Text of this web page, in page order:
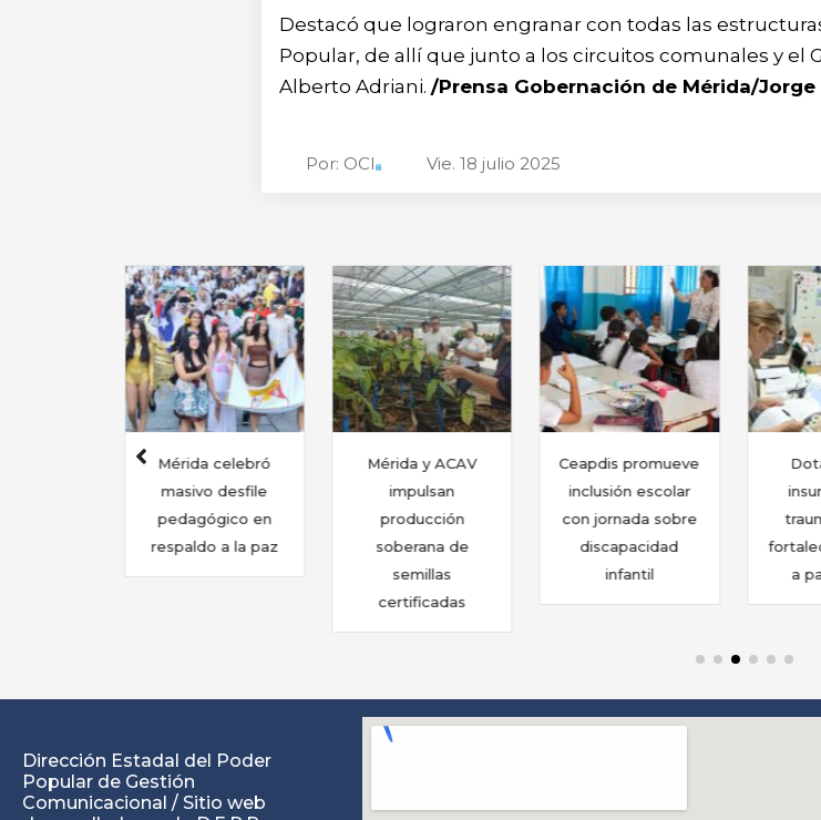
Destacó que lograron engranar con todas las
Popular, de allí que junto a los circuitos comunales y el
Alberto Adriani./Prensa Gobernación de Mérida/Jorge
Por: OCI Vie. 18 julio 2025
Mérida y ACAV
impulsan
producción
soberana de
semillas
Ceapdis promueve
inclusión escolar
con jornada sobre
discapacidad
infantil
Dotación de
insumos para
traumatología
fortalece atención
a pacientes
s en
Dirección Estadal del Poder
Popular de Gestión
Comunicacional / Sitio web